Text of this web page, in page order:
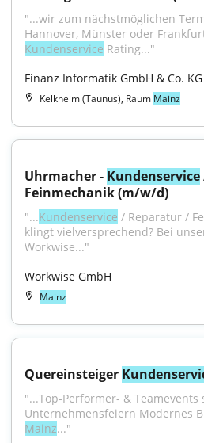
"...wir zum nächstmöglichen
Kundenservice Rating..."
Finanz Informatik GmbH & Co. KG
Kelkheim (Taunus), Raum Mainz
Uhrmacher - Kundenservice
Feinmechanik (m/w/d)
"...Kundenservice / Reparatur /
klingt vielversprechend? Bei
Workwise..."
Workwise GmbH
Mainz
Quereinsteiger
"...Top-Performer- & Teamevents
Mainz..."